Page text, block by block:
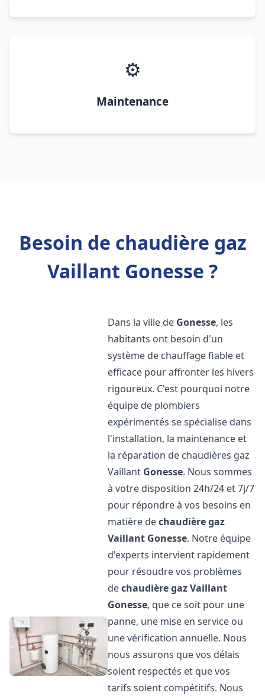
⚙️
Maintenance
Besoin de chaudière gaz
Vaillant Gonesse ?
Dans la ville de Gonesse, les
habitants ont besoin d'un
système de chauffage fiable et
efficace pour affronter les hivers
rigoureux. C'est pourquoi notre
équipe de plombiers
expérimentés se spécialise dans
l'installation, la maintenance et
la réparation de chaudières gaz
Vaillant Gonesse. Nous sommes
à votre disposition 24h/24 et 7j/7
pour répondre à vos besoins en
matière dechaudière gaz
Vaillant Gonesse. Notre équipe
d'experts intervient rapidement
pour résoudre vos problèmes
dechaudière gaz Vaillant
Gonesse, que ce soit pour une
panne, une mise en service ou
une vérification annuelle. Nous
nous assurons que vos délais
soient respectés et que vos
tarifs soient compétitifs. Nous